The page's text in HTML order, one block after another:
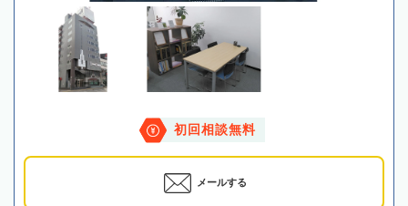
初回相談無料
メールする